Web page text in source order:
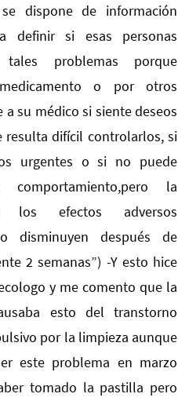
dispone de información
definir si esas personas
tales problemas porque
o por otros
a su médico si siente deseos
resulta difícil controlarlos, si
urgentes o si no puede
la
los efectos adversos
disminuyen después de
2 semanas”) -Y esto hice
y me comento que la
esto del transtorno
por la limpieza aunque
este problema en marzo
tomado la pastilla pero